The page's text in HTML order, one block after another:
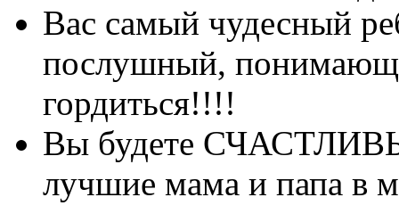
Вас самый чудесный
послушный,
гордиться!!!!
Вы будете
лучшие мама и папа в